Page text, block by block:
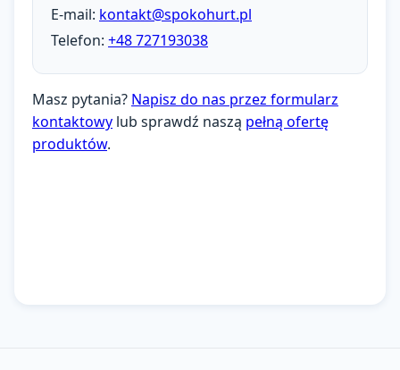
E-mail: kontakt@spokohurt.pl
Telefon: +48 727193038
Masz pytania? Napisz do nas przez formularz
kontaktowy lub sprawdź naszą pełną ofertę
produktów.